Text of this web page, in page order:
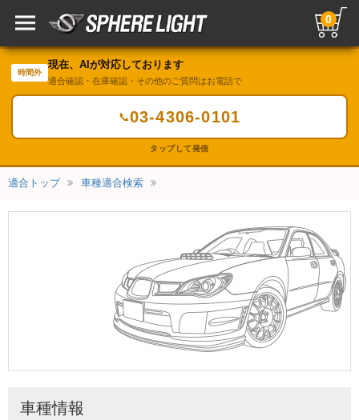
0
時間外
現在、AIが対応しております
適合確認・在庫確認・その他のご質問はお電話で
📞03-4306-0101
タップして発信
適合トップ 車種適合検索
車種情報